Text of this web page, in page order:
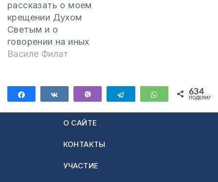
рассказать о моем
крещении Духом
Светым и о
говорении на иных
языках.
Василе Филат
ПоделитьсяПоделиться Telegram WhatsApp
634
О САЙТЕ
КОНТАКТЫ
УЧАСТИЕ